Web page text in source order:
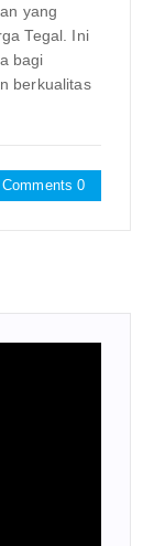
yang
Tegal. Ini
bagi
berkualitas
Comments 0